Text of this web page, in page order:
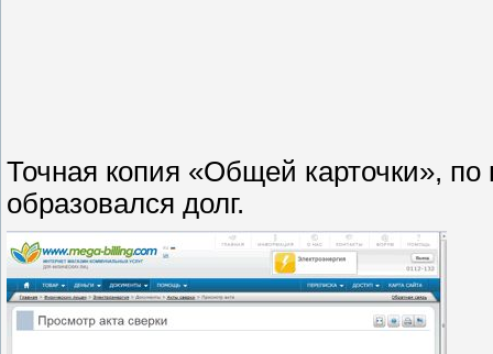
Точная копия «Общей карточки», по
образовался долг.